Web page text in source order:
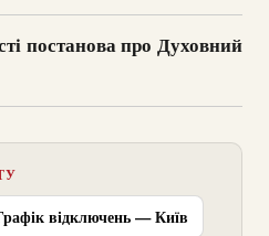
постанова про Духовний
відключень — Київ